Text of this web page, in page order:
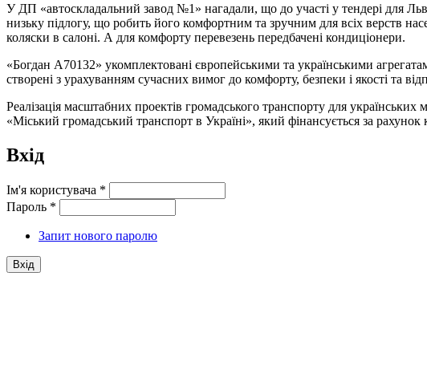
У ДП «автоскладальний завод №1» нагадали, що до участі у тендері для
низьку підлогу, що робить його комфортним та зручним для всіх верств
коляски в салоні. А для комфорту перевезень передбачені кондиціонери.
«Богдан А70132» укомплектовані європейськими та українськими
створені з урахуванням сучасних вимог до комфорту, безпеки і якості та
Реалізація масштабних проектів громадського транспорту для
«Міський громадський транспорт в Україні», який фінансується за
Вхід
Ім'я користувача *
Пароль *
Запит нового паролю